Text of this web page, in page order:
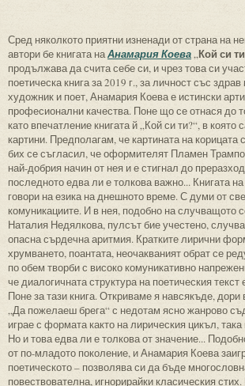
Сред няколкото приятни изненади от страна на
автори бе книгата наАнамария Коева„Кой си
продължава да счита себе си, и чрез това си
поетическа книга за 2019 г., за личност със
художник и поет, Анамария Коева е истински
професионални качества. Поне що се отнася до
като впечатление книгата й „Кой си ти?“, в
картини. Предполагам, че картината на корицата
бих се съгласил, че оформителят Пламен
най-добрия начин от нея и е стигнал до
последното едва ли е толкова важно... Книгата
говори на езика на днешното време. С думи от
комуникациите. И в нея, подобно на случващото
Наталия Недялкова, пулсът бие учестено,
опасна сърдечна аритмия. Кратките лирични
хрумването, поантата, неочакваният обрат се
по обем творби с високо комуникативно
че диалогичната структура на поетическия
Поне за тази книга. Откриваме я навсякъде,
„Да пожелаеш брега“ с недотам ясно жанрово
играе с формата както на лирическия цикъл,
Но и това едва ли е толкова от значение...
от по-младото поколение, и Анамария Коева
поетическото – позволява си да бъде
повествователна, игнорирайки класическия